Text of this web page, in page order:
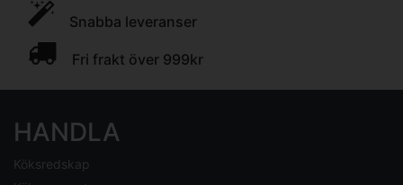
Snabba leveranser
Fri frakt över 999kr
HANDLA
Köksredskap